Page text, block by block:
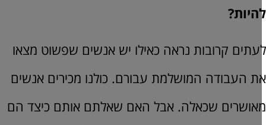
קרובות נראה כאילו יש אנשים שפשוט מצאו
העבודה המושלמת עבורם. כולנו מכירים אנשים
שכאלה. אבל האם שאלתם אותם כיצד הם